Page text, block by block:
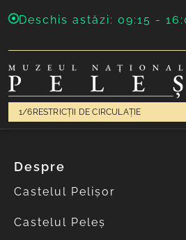
Deschis astăzi: 09:15 -
1/6 RESTRICȚII DE CIRCULAȚIE
Despre
Castelul Pelișor
Castelul Peleș